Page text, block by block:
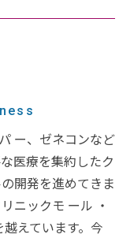
ー、ゼネコンなど
医療を集約したク
開発を進めてきま
ニックモ ール ・
えています。今